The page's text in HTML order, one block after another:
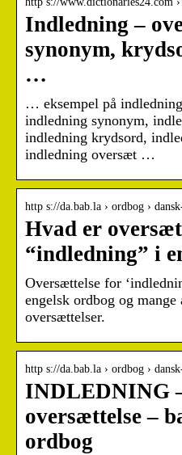
Indledning –
synonym,
…
… eksempel på
indledning synonym,
indledning krydsord,
indledning oversæt …
http s://da.bab.la › ordbog ›
Hvad er
“indledning” i
Oversættelse for
engelsk ordbog og mange
oversættelser.
http s://da.bab.la › ordbog ›
INDLEDNING
oversættelse –
ordbog